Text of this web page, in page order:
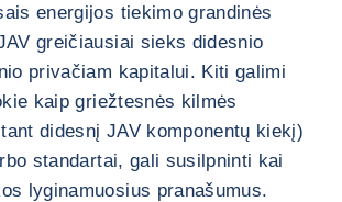
energijos tiekimo grandinės
greičiausiai sieks didesnio
privačiam kapitalui. Kiti galimi
kaip griežtesnės kilmės
didesnį JAV komponentų kiekį)
standartai, gali susilpninti kai
lyginamuosius pranašumus.